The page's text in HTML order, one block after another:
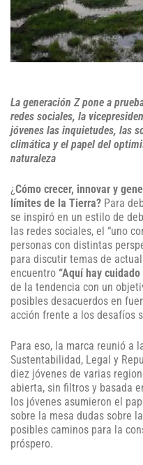
La generación Z pone a
redes sociales, la
jóvenes las inquietudes, las
climática y el papel del
naturaleza
¿Cómo crecer, innovar y
límites de la Tierra? Para
se inspiró en un estilo de
las redes sociales, el “uno
personas con distintas
para discutir temas de
encuentro “Aquí hay
de la tendencia con un
posibles desacuerdos en
acción frente a los desafíos
Para eso, la marca reunió a
Sustentabilidad, Legal y
diez jóvenes de varias
abierta, sin filtros y basada
los jóvenes asumieron el
sobre la mesa dudas sobre
posibles caminos para la
próspero.